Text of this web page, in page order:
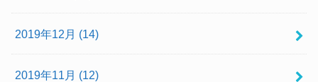
2019年12月 (14)
2019年11月 (12)